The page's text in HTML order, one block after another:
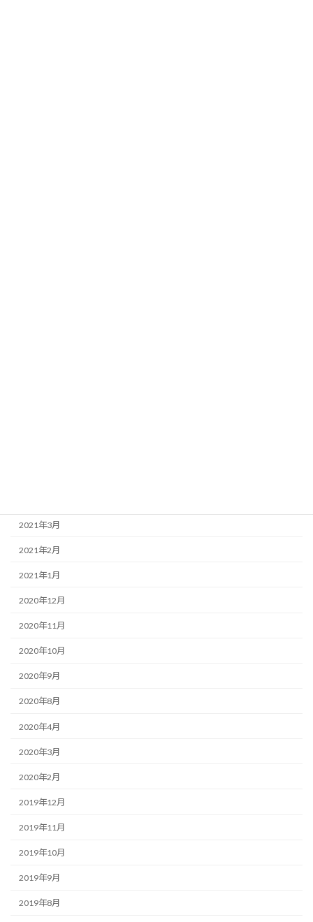
2021年3月
2021年2月
2021年1月
2020年12月
2020年11月
2020年10月
2020年9月
2020年8月
2020年4月
2020年3月
2020年2月
2019年12月
2019年11月
2019年10月
2019年9月
2019年8月